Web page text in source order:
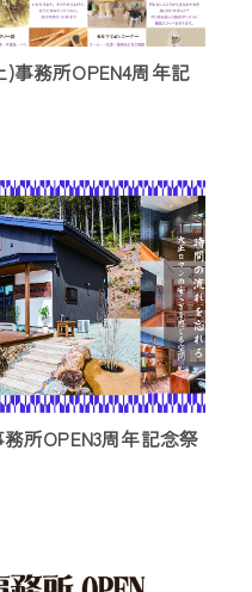
)事務所OPEN4周年記
所OPEN3周年記念祭